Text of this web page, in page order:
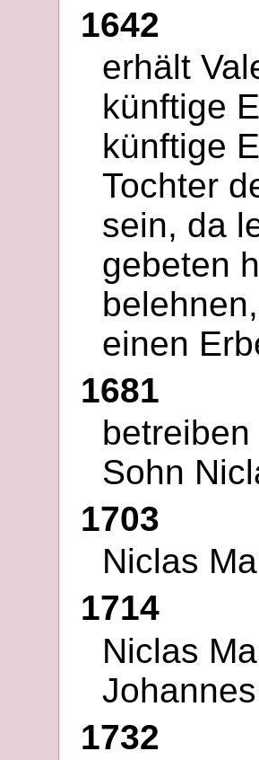
1642
erhält
künftige
künftige
Tochter
sein, da
gebeten
einen
1681
Sohn
1703
Niclas
1714
Niclas
1732